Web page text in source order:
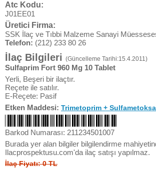
Atc Kodu:
J01EE01
Üretici Firma:
SSK İlaç ve Tıbbi Malzeme Sanayi
Telefon: (212) 233 80 26
İlaç Bilgileri (Güncelleme Tarihi:15.4.2011)
Sulfaprim Fort 960 Mg 10 Tablet
Yerli, Beşeri bir ilaçtır.
Reçete ile satılır.
E-Reçete: Pasif
Etken Maddesi: Trimetoprim +
Barkod Numarası: 211234501007
Burada yer alan bilgiler bilgilendirme
Ilacprospektusu.com'da ilaç satışı yapılmaz.
İlaç Fiyatı: 0 TL